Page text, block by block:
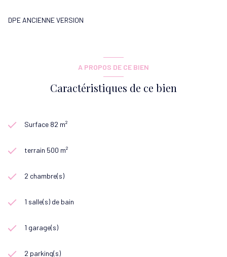
DPE ANCIENNE VERSION
A PROPOS DE CE BIEN
Caractéristiques de ce bien
Surface 82 m²
terrain 500 m²
2 chambre(s)
1 salle(s) de bain
1 garage(s)
2 parking(s)